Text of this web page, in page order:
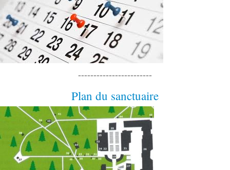
------------------------
Plan du sanctuaire